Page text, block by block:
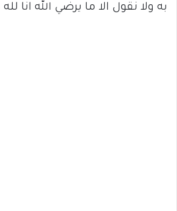
به ولا نقول الا ما يرضي الله انا